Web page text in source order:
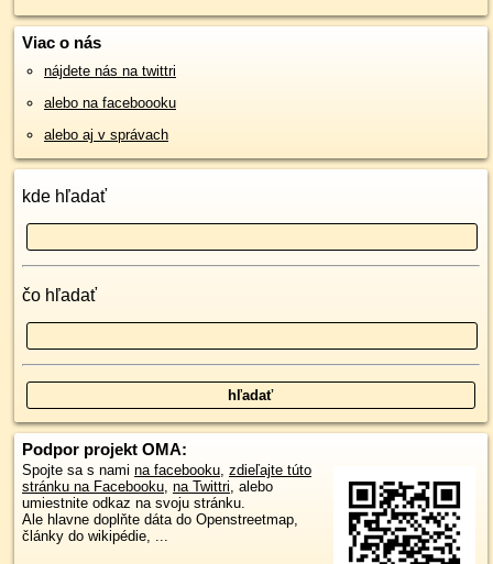
Viac o nás
nájdete nás na twittri
alebo na faceboooku
alebo aj v správach
kde hľadať
čo hľadať
Podpor projekt OMA:
Spojte sa s nami na facebooku, zdieľajte túto
stránku na Facebooku, na Twittri, alebo
umiestnite odkaz na svoju stránku.
Ale hlavne doplňte dáta do Openstreetmap,
články do wikipédie, ...